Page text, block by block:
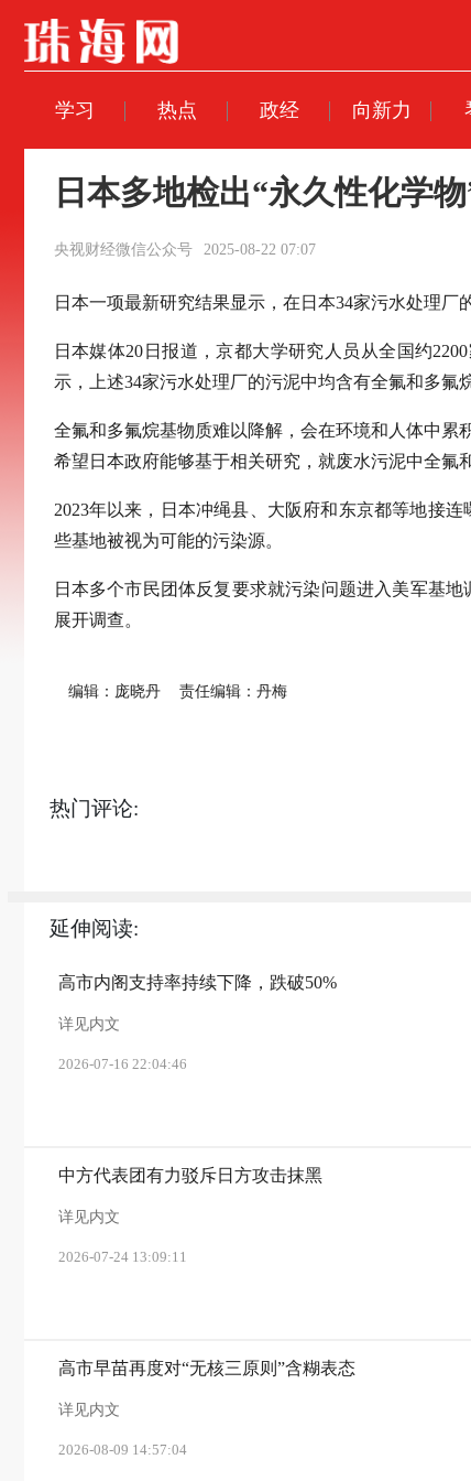
学习 热点 政经 向新力
日本多地检出“永久性化学物
央视财经微信公众号 2025-08-22 07:07
日本一项最新研究结果显示，在日本34家污水处理
日本媒体20日报道，京都大学研究人员从全国约
示，上述34家污水处理厂的污泥中均含有全氟和多氟
全氟和多氟烷基物质难以降解，会在环境和人体中累
希望日本政府能够基于相关研究，就废水污泥中全氟
2023年以来，日本冲绳县、大阪府和东京都等地接
些基地被视为可能的污染源。
日本多个市民团体反复要求就污染问题进入美军基
展开调查。
编辑：庞晓丹 责任编辑：丹梅
热门评论:
延伸阅读:
高市内阁支持率持续下降，跌破50%
详见内文
2026-07-16 22:04:46
中方代表团有力驳斥日方攻击抹黑
详见内文
2026-07-24 13:09:11
高市早苗再度对“无核三原则”含糊表态
详见内文
2026-08-09 14:57:04